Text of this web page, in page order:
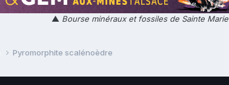
▲ Bourse minéraux et fossiles de Sainte
Pyromorphite scalénoèdre